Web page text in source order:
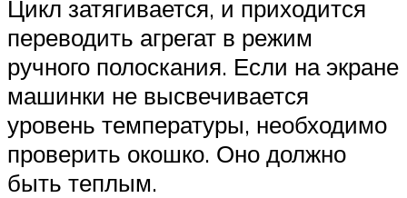
Цикл затягивается, и приходится
переводить агрегат в режим
ручного полоскания. Если на экране
машинки не высвечивается
уровень температуры, необходимо
проверить окошко. Оно должно
быть теплым.